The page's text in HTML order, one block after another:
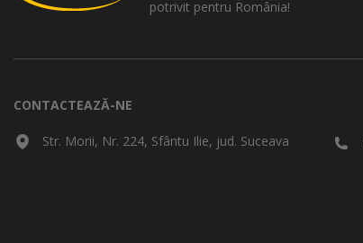
potrivit pentru România!
CONTACTEAZĂ-NE
Str. Morii, Nr. 224, Sfântu Ilie, jud. Suceava